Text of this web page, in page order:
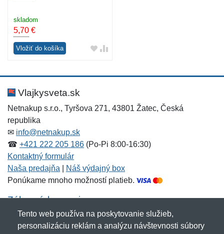
skladom
5,70 €
Vložiť do košíka
Vlajkysveta.sk
Netnakup s.r.o., Tyršova 271, 43801 Žatec, Česká
republika
✉ info@netnakup.sk
☎ +421 222 205 186 (Po-Pi 8:00-16:30)
Kontaktný formulár
Naša predajňa
Náš výdajný box
Ponúkame mnoho možností platieb.
Zákaznícky servis
Novinky emailom
Tento web používa na poskytovanie služieb,
personalizáciu reklám a analýzu návštevnosti súbory